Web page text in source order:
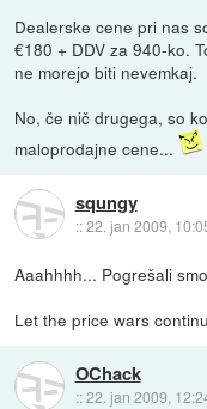
Dealerske cene pri nas
€180 + DDV za 940-ko.
ne morejo biti nevemkaj.
No, če nič drugega, so
maloprodajne cene...
squngy
::22. jan 2009,
Aaahhhh... Pogrešali
Let the price wars
OChack
::22. jan 2009,